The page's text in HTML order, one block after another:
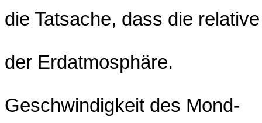
die Tatsache, dass die relative
der Erdatmosphäre.
Geschwindigkeit des Mond-